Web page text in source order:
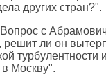
других стран?".
с
решит ли он
турбулентности
в Москву".